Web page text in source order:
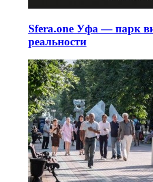
Sfera.one Уфа — парк
реальности